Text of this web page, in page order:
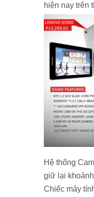
hiện nay trên
Hệ thống
giữ lại
Chiếc máy